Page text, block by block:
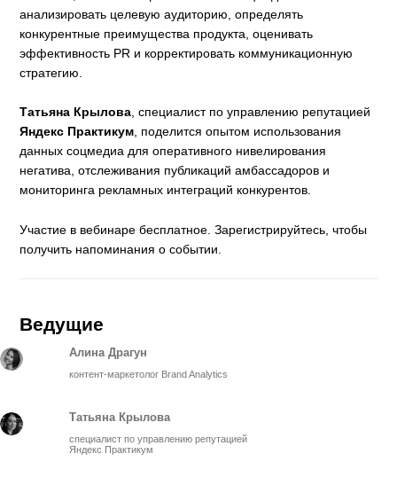
анализировать целевую аудиторию, определять
конкурентные преимущества продукта, оценивать
эффективность PR и корректировать коммуникационную
стратегию.
Татьяна Крылова , специалист по управлению репутацией
Яндекс Практикум , поделится опытом использования
данных соцмедиа для оперативного нивелирования
негатива, отслеживания публикаций амбассадоров и
мониторинга рекламных интеграций конкурентов.
Участие в вебинаре бесплатное. Зарегистрируйтесь, чтобы
получить напоминания о событии.
Ведущие
Алина Драгун
контент-маркетолог Brand Analytics
Татьяна Крылова
специалист по управлению репутацией
Яндекс Практикум